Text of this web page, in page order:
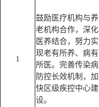
1
鼓励医疗机构与养
老机构合作，深化
医养结合，努力实
现老有所养、病有
所医。完善传染病
防控长效机制，加
快区级疾控中心建
设。